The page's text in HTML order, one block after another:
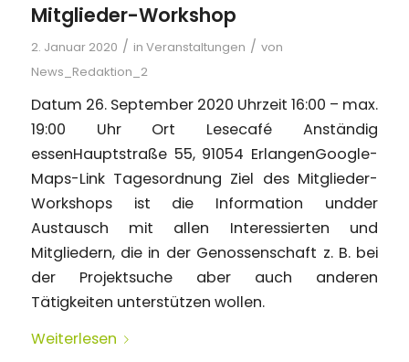
Mitglieder-Workshop
2. Januar 2020 / in Veranstaltungen / von
News_Redaktion_2
Datum 26. September 2020 Uhrzeit 16:00 – max.
19:00 Uhr Ort Lesecafé Anständig
essenHauptstraße 55, 91054 ErlangenGoogle-
Maps-Link Tagesordnung Ziel des Mitglieder-
Workshops ist die Information undder
Austausch mit allen Interessierten und
Mitgliedern, die in der Genossenschaft z. B. bei
der Projektsuche aber auch anderen
Tätigkeiten unterstützen wollen.
Weiterlesen